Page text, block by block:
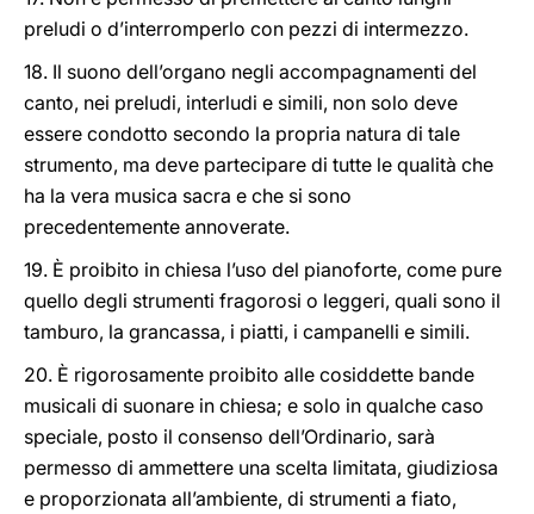
preludi o d’interromperlo con pezzi di intermezzo.
18. Il suono dell’organo negli accompagnamenti del
canto, nei preludi, interludi e simili, non solo deve
essere condotto secondo la propria natura di tale
strumento, ma deve partecipare di tutte le qualità che
ha la vera musica sacra e che si sono
precedentemente annoverate.
19. È proibito in chiesa l’uso del pianoforte, come pure
quello degli strumenti fragorosi o leggeri, quali sono il
tamburo, la grancassa, i piatti, i campanelli e simili.
20. È rigorosamente proibito alle cosiddette bande
musicali di suonare in chiesa; e solo in qualche caso
speciale, posto il consenso dell’Ordinario, sarà
permesso di ammettere una scelta limitata, giudiziosa
e proporzionata all’ambiente, di strumenti a fiato,